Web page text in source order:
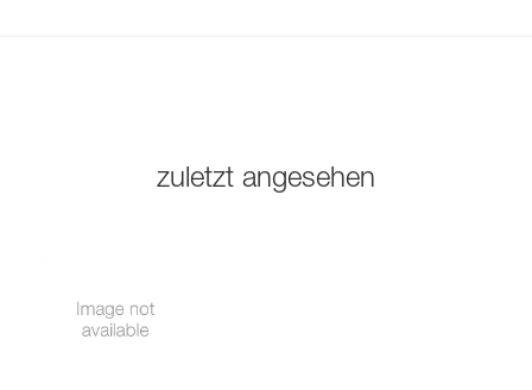
zuletzt angesehen